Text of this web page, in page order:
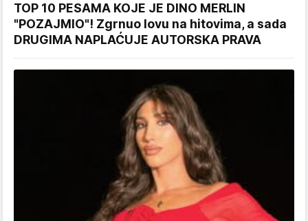
TOP 10 PESAMA KOJE JE DINO MERLIN
"POZAJMIO"! Zgrnuo lovu na hitovima, a sada
DRUGIMA NAPLAĆUJE AUTORSKA PRAVA